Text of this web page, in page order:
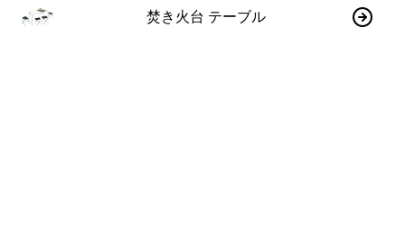
焚き火台 テーブル